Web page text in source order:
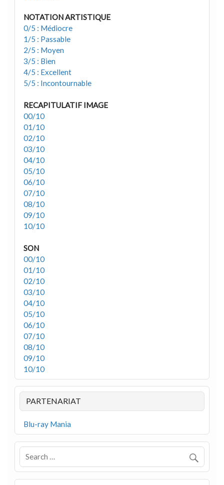
NOTATION ARTISTIQUE
0/5 : Médiocre
1/5 : Passable
2/5 : Moyen
3/5 : Bien
4/5 : Excellent
5/5 : Incontournable
RECAPITULATIF IMAGE
00/10
01/10
02/10
03/10
04/10
05/10
06/10
07/10
08/10
09/10
10/10
SON
00/10
01/10
02/10
03/10
04/10
05/10
06/10
07/10
08/10
09/10
10/10
PARTENARIAT
Blu-ray Mania